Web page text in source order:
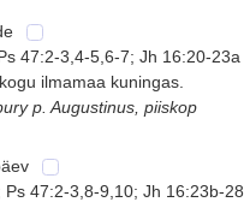
47:2-3,4-5,6-7; Jh 16:20-23a
ilmamaa kuningas.
p. Augustinus, piiskop
Ps 47:2-3,8-9,10; Jh 16:23b-28